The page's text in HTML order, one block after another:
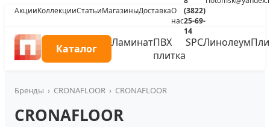
АкцииКоллекцииСтатьиМагазиныДоставкаО
нас
(3822)
25-69-
14
Каталог ЛаминатПВХ
плитка
SPCЛинолеум
Бренды › CRONAFLOOR › CRONAFLOOR
CRONAFLOOR